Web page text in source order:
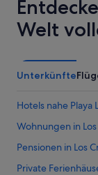
Welt
Unterkünfte
Hotels nahe Playa
Wohnungen in
Pensionen in Los
Private